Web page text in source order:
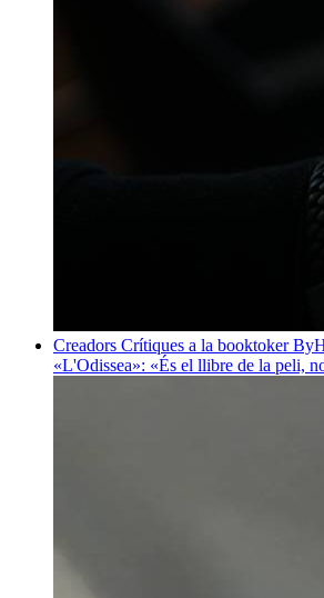
Creadors Crítiques a la booktoker
«L'Odissea»: «És el llibre de la peli,